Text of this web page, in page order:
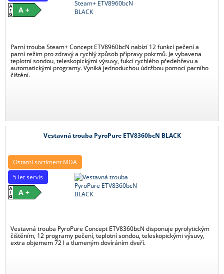
Parní trouba Steam+ Concept ETV8960bcN nabízí 12 funkcí pečení a
parní režim pro zdravý a rychlý způsob přípravy pokrmů. Je vybavena
teplotní sondou, teleskopickými výsuvy, fukcí rychlého předehřevu a
automatickými programy. Vyniká jednoduchou údržbou pomocí parního
čištění.
A +
Vestavná trouba PyroPure ETV8360bcN BLACK
Vestavná trouba PyroPure Concept ETV8360bcN disponuje pyrolytickým
čištěním, 12 programy pečení, teplotní sondou, teleskopickými výsuvy,
extra objemem 72 l a tlumeným dovíráním dveří.
Ostatní sortiment MDA
5 let servis
A +